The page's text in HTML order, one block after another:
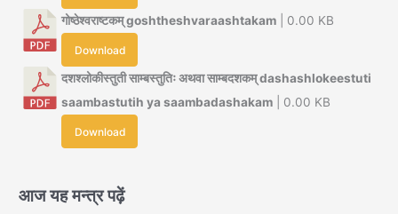
गोष्ठेश्वराष्टकम् goshtheshvaraashtakam | 0.00 KB
Download
दशश्लोकीस्तुती साम्बस्तुतिः अथवा साम्बदशकम् dashashlokeestuti
saambastutih ya saambadashakam | 0.00 KB
Download
आज यह मन्त्र पढ़ें